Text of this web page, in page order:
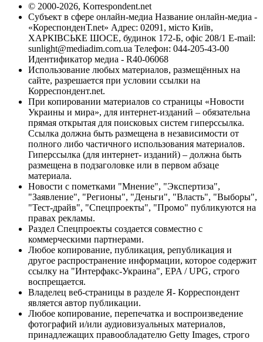
© 2000-2026, Korrespondent.net
Субъект в сфере онлайн-медиа Название онлайн-медиа -
«КореспонденТ.net» Адрес: 02091, місто Київ,
ХАРКІВСЬКЕ ШОСЕ, будинок 172-Б, офіс 208/1 E-mail:
sunlight@mediadim.com.ua Телефон: 044-205-43-00
Идентификатор медиа - R40-06068
Использование любых материалов, размещённых на
сайте, разрешается при условии ссылки на
Корреспондент.net.
При копировании материалов со страницы «Новости
Украины и мира», для интернет-изданий – обязательна
прямая открытая для поисковых систем гиперссылка.
Ссылка должна быть размещена в независимости от
полного либо частичного использования материалов.
Гиперссылка (для интернет- изданий) – должна быть
размещена в подзаголовке или в первом абзаце
материала.
Новости с пометками "Мнение", "Экспертиза",
"Заявление", "Регионы", "Деньги", "Власть", "Выборы",
"Тест-драйв", "Спецпроекты", "Промо" публикуются на
правах рекламы.
Раздел Спецпроекты создается совместно с
коммерческими партнерами.
Любое копирование, публикация, републикация и
другое распространение информации, которое содержит
ссылку на "Интерфакс-Украина", EPA / UPG, строго
воспрещается.
Владелец веб-страницы в разделе Я- Корреспондент
является автор публикации.
Любое копирование, перепечатка и воспроизведение
фотографий и/или аудиовизуальных материалов,
принадлежащих правообладателю Getty Images, строго